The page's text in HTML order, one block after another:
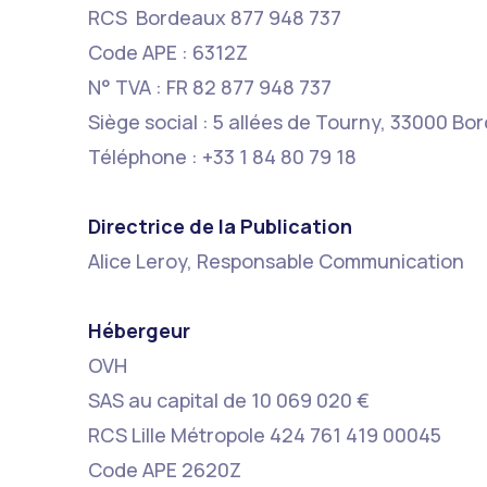
RCS Bordeaux 877 948 737
Code APE : 6312Z
N° TVA : FR 82 877 948 737
Siège social : 5 allées de Tourny, 33000
Téléphone : +33 1 84 80 79 18
Directrice de la Publication
Alice Leroy, Responsable Communication
Hébergeur
OVH
SAS au capital de 10 069 020 €
RCS Lille Métropole 424 761 419 00045
Code APE 2620Z